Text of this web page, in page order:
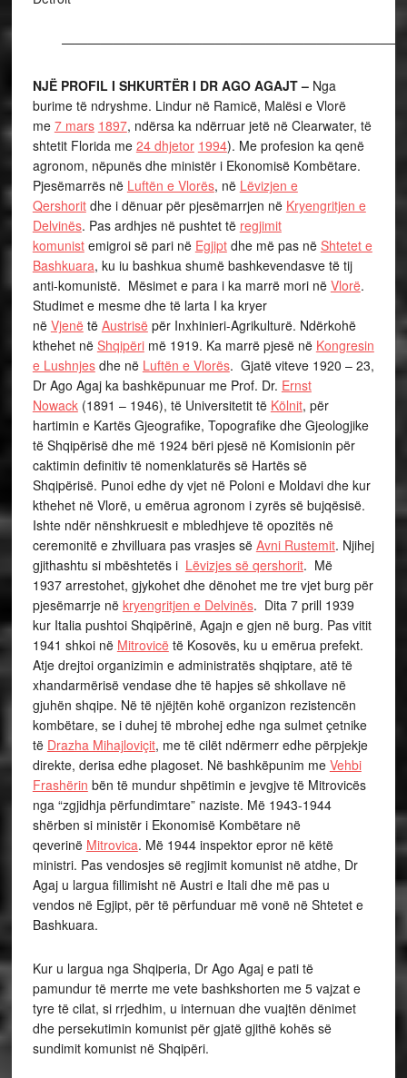
NJË PROFIL I SHKURTËR I DR AGO AGAJT – Nga
burime të ndryshme. Lindur në Ramicë, Malësi e Vlorë
me 7 mars 1897, ndërsa ka ndërruar jetë në Clearwater, të
shtetit Florida me 24 dhjetor 1994). Me profesion ka qenë
agronom, nëpunës dhe ministër i Ekonomisë Kombëtare.
Pjesëmarrës në Luftën e Vlorës, në Lëvizjen e
Qershoritdhe i dënuar për pjesëmarrjen në Kryengritjen e
Delvinës. Pas ardhjes në pushtet të regjimit
komunistemigroi së pari në Egjiptdhe më pas në Shtetet e
Bashkuara, ku iu bashkua shumë bashkevendasve të tij
anti-komunistë. Mësimet e para i ka marrë mori në Vlorë.
Studimet e mesme dhe të larta I ka kryer
në Vjenëtë Austrisëpër Inxhinieri-Agrikulturë. Ndërkohë
kthehet në Shqipërimë 1919. Ka marrë pjesë në Kongresin
e Lushnjesdhe në Luftën e Vlorës. Gjatë viteve 1920 – 23,
Dr Ago Agaj ka bashkëpunuar me Prof. Dr. Ernst
Nowack(1891 – 1946), të Universitetit të Kölnit, për
hartimin e Kartës Gjeografike, Topografike dhe Gjeologjike
të Shqipërisë dhe më 1924 bëri pjesë në Komisionin për
caktimin definitiv të nomenklaturës së Hartës së
Shqipërisë. Punoi edhe dy vjet në Poloni e Moldavi dhe kur
kthehet në Vlorë, u emërua agronom i zyrës së bujqësisë.
Ishte ndër nënshkruesit e mbledhjeve të opozitës në
ceremonitë e zhvilluara pas vrasjes së Avni Rustemit. Njihej
gjithashtu si mbështetës i Lëvizjes së qershorit. Më
1937 arrestohet, gjykohet dhe dënohet me tre vjet burg për
pjesëmarrje në kryengritjen e Delvinës. Dita 7 prill 1939
kur Italia pushtoi Shqipërinë, Agajn e gjen në burg. Pas vitit
1941 shkoi në Mitrovicëtë Kosovës, ku u emërua prefekt.
Atje drejtoi organizimin e administratës shqiptare, atë të
xhandarmërisë vendase dhe të hapjes së shkollave në
gjuhën shqipe. Në të njëjtën kohë organizon rezistencën
kombëtare, se i duhej të mbrohej edhe nga sulmet çetnike
të Drazha Mihajloviçit, me të cilët ndërmerr edhe përpjekje
direkte, derisa edhe plagoset. Në bashkëpunim me Vehbi
Frashërin bën të mundur shpëtimin e jevgjve të Mitrovicës
nga “zgjidhja përfundimtare” naziste. Më 1943-1944
shërben si ministër i Ekonomisë Kombëtare në
qeverinë Mitrovica. Më 1944 inspektor epror në këtë
ministri. Pas vendosjes së regjimit komunist në atdhe, Dr
Agaj u largua fillimisht në Austri e Itali dhe më pas u
vendos në Egjipt, për të përfunduar më vonë në Shtetet e
Bashkuara.
Kur u largua nga Shqiperia, Dr Ago Agaj e pati të
pamundur të merrte me vete bashkshorten me 5 vajzat e
tyre të cilat, si rrjedhim, u internuan dhe vuajtën dënimet
dhe persekutimin komunist për gjatë gjithë kohës së
sundimit komunist në Shqipëri.